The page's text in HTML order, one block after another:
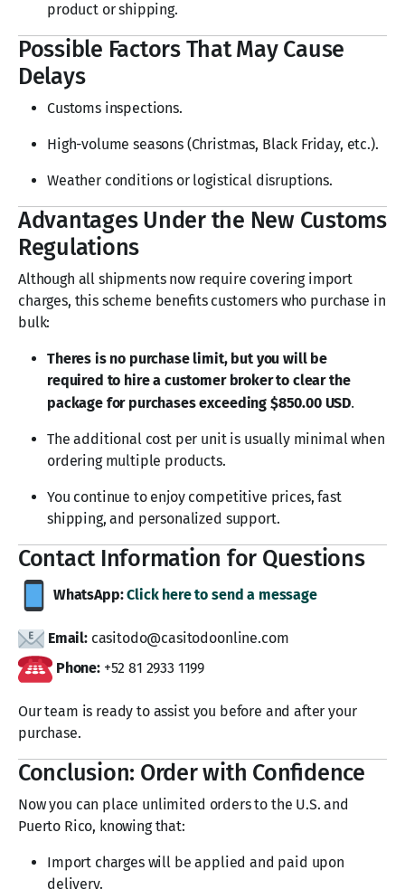
product or shipping.
Possible Factors That May Cause
Delays
Customs inspections.
High-volume seasons (Christmas, Black Friday, etc.).
Weather conditions or logistical disruptions.
Advantages Under the New Customs
Regulations
Although all shipments now require covering import
charges, this scheme benefits customers who purchase in
bulk:
Theres is no purchase limit, but you will be
required to hire a customer broker to clear the
package for purchases exceeding $850.00 USD.
The additional cost per unit is usually minimal when
ordering multiple products.
You continue to enjoy competitive prices, fast
shipping, and personalized support.
Contact Information for Questions
WhatsApp:Click here to send a message
Email: casitodo@casitodoonline.com
Phone:+52 81 2933 1199
Our team is ready to assist you before and after your
purchase.
Conclusion: Order with Confidence
Now you can place unlimited orders to the U.S. and
Puerto Rico, knowing that:
Import charges will be applied and paid upon
delivery.